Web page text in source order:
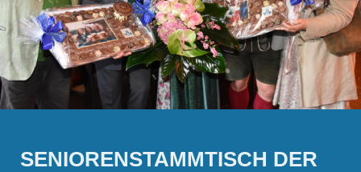
SENIORENSTAMMTISCH DER